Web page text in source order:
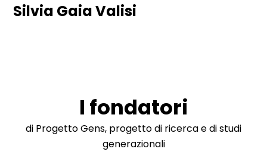
Silvia Gaia Valisi
I fondatori
di Progetto Gens, progetto di ricerca e di studi
generazionali